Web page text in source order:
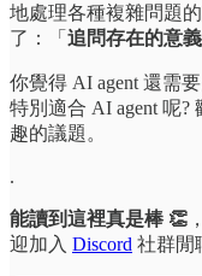
地處理各種複雜問題
了：「 追問存在的意義
你覺得 AI agent 還需
特別適合 AI agent 呢
趣的議題。
.
能讀到這裡真是棒 👏
迎加入 Discord 社群閒